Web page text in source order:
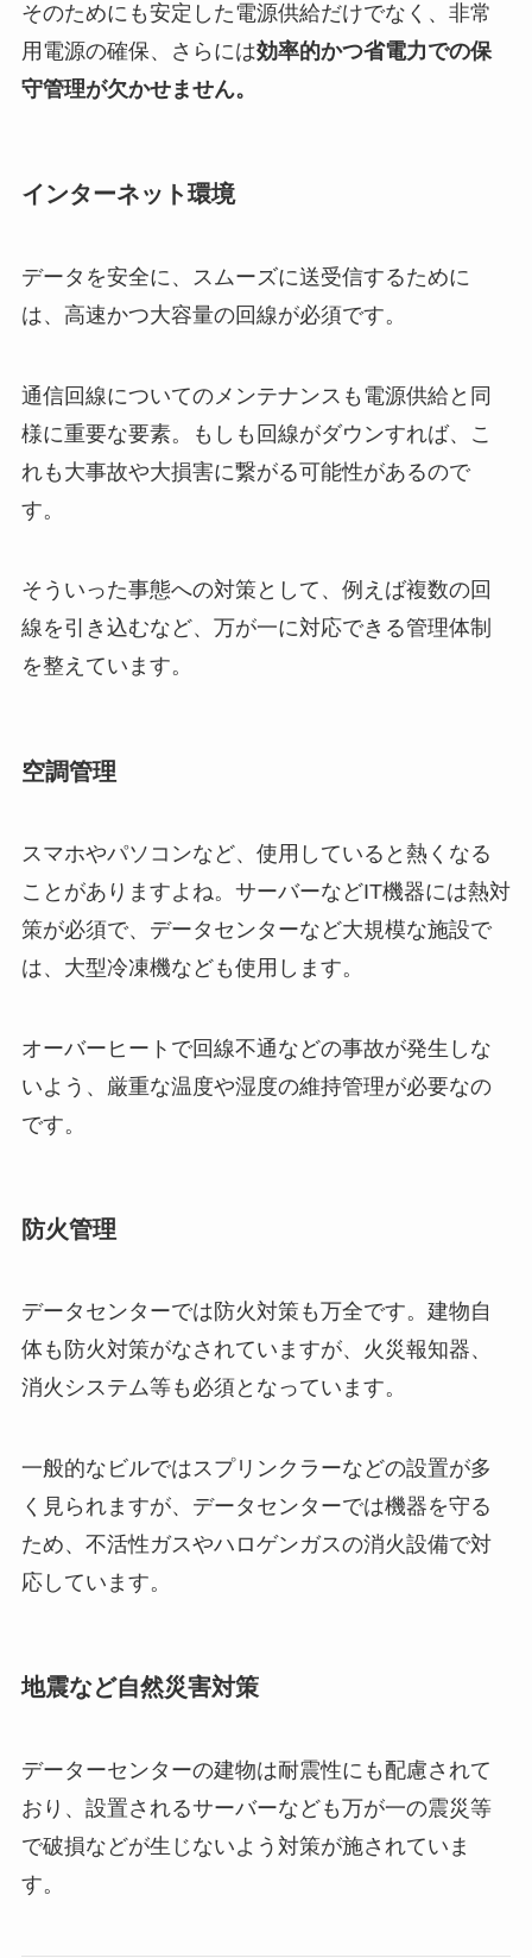
そのためにも安定した電源供給だけでなく、非常
用電源の確保、さらには効率的かつ省電力での保
守管理が欠かせません。
インターネット環境
データを安全に、スムーズに送受信するために
は、 高速かつ大容量の回線が必須です。
通信回線についてのメンテナンスも電源供給と同
様に重要な要素。もしも回線がダウンすれば、こ
れも大事故や大損害に繋がる可能性があるので
す。
そういった事態への対策として、例えば複数の回
線を引き込むなど、万が一に対応できる管理体制
を整えています。
空調管理
スマホやパソコンなど、使用していると熱くなる
ことがありますよね。サーバーなどIT機器には熱対
策が必須で、データセンターなど大規模な施設で
は、大型冷凍機なども使用します。
オーバーヒートで回線不通などの事故が発生しな
いよう、厳重な温度や湿度の維持管理が必要なの
です。
防火管理
データセンターでは防火対策も万全です。建物自
体も防火対策がなされていますが、火災報知器、
消火システム等も必須となっています。
一般的なビルではスプリンクラーなどの設置が多
く見られますが、データセンターでは機器を守る
ため、不活性ガスやハロゲンガスの消火設備で対
応しています。
地震など自然災害対策
データーセンターの建物は耐震性にも配慮されて
おり、設置されるサーバーなども万が一の震災等
で破損などが生じないよう対策が施されていま
す。